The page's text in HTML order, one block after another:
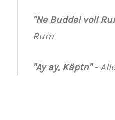
"Ne Buddel voll
Rum
"Ay ay, Käptn"-